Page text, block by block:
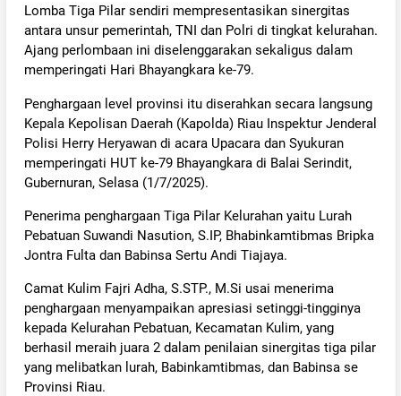
Lomba Tiga Pilar sendiri mempresentasikan sinergitas
antara unsur pemerintah, TNI dan Polri di tingkat kelurahan.
Ajang perlombaan ini diselenggarakan sekaligus dalam
memperingati Hari Bhayangkara ke-79.
Penghargaan level provinsi itu diserahkan secara langsung
Kepala Kepolisan Daerah (Kapolda) Riau Inspektur Jenderal
Polisi Herry Heryawan di acara Upacara dan Syukuran
memperingati HUT ke-79 Bhayangkara di Balai Serindit,
Gubernuran, Selasa (1/7/2025).
Penerima penghargaan Tiga Pilar Kelurahan yaitu Lurah
Pebatuan Suwandi Nasution, S.IP, Bhabinkamtibmas Bripka
Jontra Fulta dan Babinsa Sertu Andi Tiajaya.
Camat Kulim Fajri Adha, S.STP., M.Si usai menerima
penghargaan menyampaikan apresiasi setinggi-tingginya
kepada Kelurahan Pebatuan, Kecamatan Kulim, yang
berhasil meraih juara 2 dalam penilaian sinergitas tiga pilar
yang melibatkan lurah, Babinkamtibmas, dan Babinsa se
Provinsi Riau.